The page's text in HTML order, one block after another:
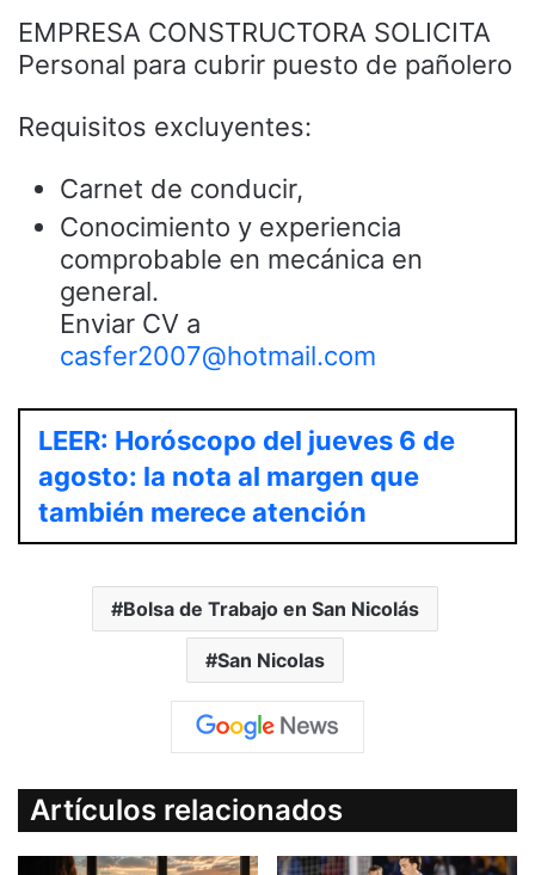
EMPRESA CONSTRUCTORA SOLICITA
Personal para cubrir puesto de pañolero
Requisitos excluyentes:
Carnet de conducir,
Conocimiento y experiencia
comprobable en mecánica en
general.
Enviar CV a
casfer2007@hotmail.com
LEER: Horóscopo del jueves 6 de
agosto: la nota al margen que
también merece atención
Bolsa de Trabajo en San Nicolás
San Nicolas
Artículos relacionados